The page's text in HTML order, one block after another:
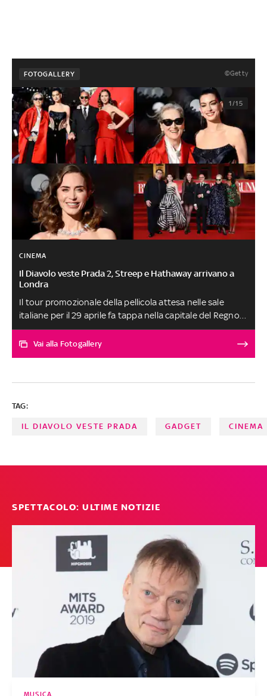
FOTOGALLERY ©Getty
1/15
CINEMA
Il Diavolo veste Prada 2, Streep e Hathaway arrivano a
Londra
Il tour promozionale della pellicola attesa nelle sale
italiane per il 29 aprile fa tappa nella capitale del Regno
Unito per due appuntamenti nella stessa serata, che si
traducono in doppi look per i protagonisti del film. Lo
che Blunt. Guest star Donatella Versace e altri volti del
Vai alla Fotogallery
TAG:
IL DIAVOLO VESTE PRADA GADGET CINEMA
SPETTACOLO: ULTIME NOTIZIE
MUSICA